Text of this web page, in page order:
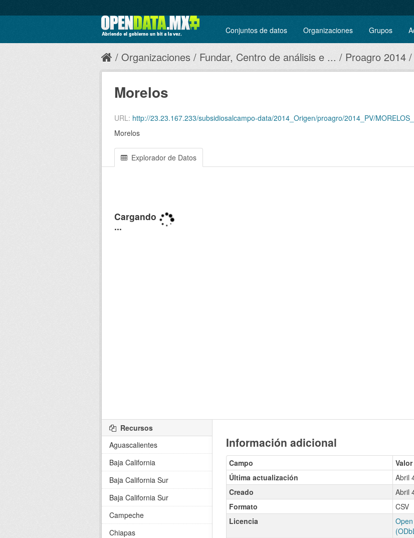
Conjuntos de datos Organizaciones Grupos
Organizaciones Fundar, Centro de análisis e ... Proagro 2014
Morelos
URL: http://23.23.167.233/subsidiosalcampo-data/2014_Origen/proagro/2014_PV/
Morelos
Explorador de Datos
Información adicional
Campo
Valor
Última actualización
Abril
Creado
Abril
Formato
CSV
Licencia
Recursos
Aguascalientes
Baja California
Baja California Sur
Baja California Sur
Campeche
Chiapas